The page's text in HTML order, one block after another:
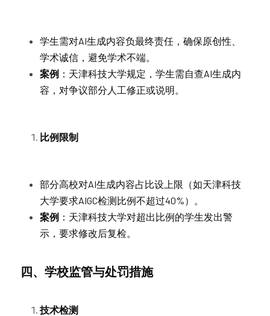
学生需对AI生成内容负最终责任，确保原创性、
学术诚信，避免学术不端。
案例 ：天津科技大学规定，学生需自查AI生成内
容，对争议部分人工修正或说明。
比例限制
部分高校对AI生成内容占比设上限（如天津科技
大学要求AIGC检测比例不超过40%）。
案例 ：天津科技大学对超出比例的学生发出警
示，要求修改后复检。
四、学校监管与处罚措施
技术检测